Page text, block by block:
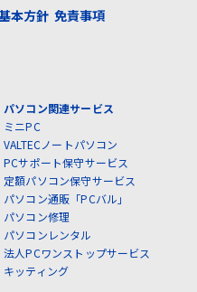
本方針 免責事項
パソコン関連サービス
ミニPC
VALTECノートパソコン
PCサポート保守サービス
定額パソコン保守サービス
パソコン通販「PCバル」
パソコン修理
パソコンレンタル
法人PCワンストップサービス
キッティング